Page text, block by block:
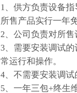
1、供方负责设备
所售产品实行一年
2、公司负责对所
3、需要安装调试
常运行和操作。
4、不需要安装调
5、一年三包+终生